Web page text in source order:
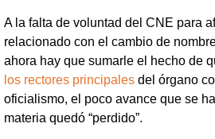
A la falta de voluntad del CNE para
relacionado con el cambio de
ahora hay que sumarle el hecho de
los rectores principales del órgano
oficialismo, el poco avance que se
materia quedó “perdido”.